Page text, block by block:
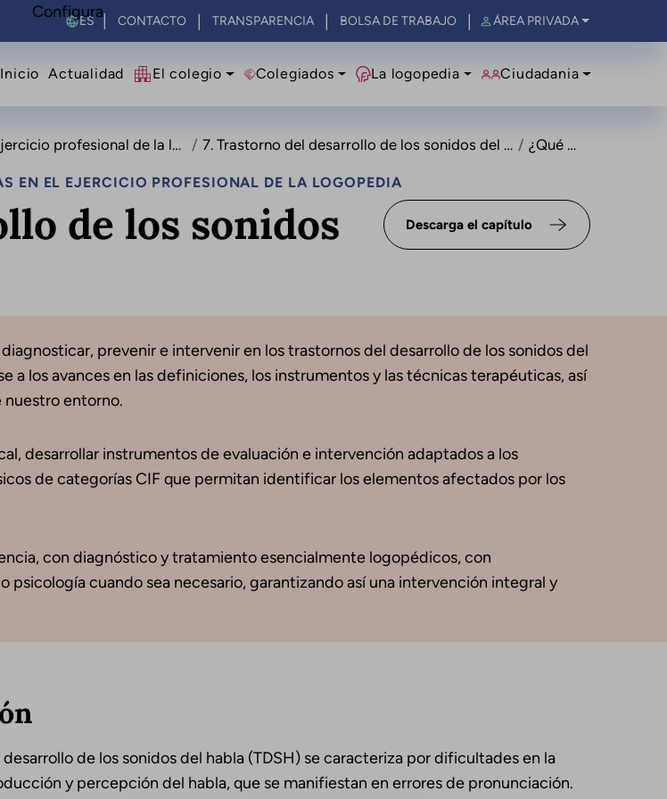
Select your language
CONTACTO TRANSPARENCIA BOLSA DE TRABAJO ÁREA PRIVADA
Navegació principal
Inicio Actualidad El colegio Colegiados La logopedia Ciudadania
profesional de la logopedia 7. Trastorno del desarrollo de los sonidos del habla ¿Qué es?
EN EL EJERCICIO PROFESIONAL DE LA LOGOPEDIA
de los sonidos
Descarga el capítulo
prevenir e intervenir en los trastornos del desarrollo de los sonidos del
a los avances en las definiciones, los instrumentos y las técnicas terapéuticas, así
nuestro entorno.
desarrollar instrumentos de evaluación e intervención adaptados a los
de categorías CIF que permitan identificar los elementos afectados por los
con diagnóstico y tratamiento esencialmente logopédicos, con
cuando sea necesario, garantizando así una intervención integral y
de los sonidos del habla (TDSH) se caracteriza por dificultades en la
y percepción del habla, que se manifiestan en errores de pronunciación.
Configura